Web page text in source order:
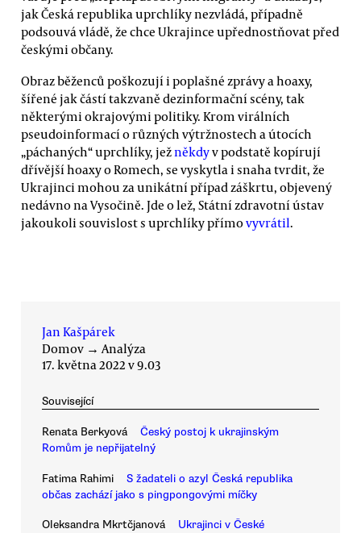
jak Česká republika uprchlíky nezvládá, případně
podsouvá vládě, že chce Ukrajince upřednostňovat před
českými občany.
Obraz běženců poškozují i poplašné zprávy a hoaxy,
šířené jak částí takzvaně dezinformační scény, tak
některými okrajovými politiky. Krom virálních
pseudoinformací o různých výtržnostech a útocích
„páchaných“ uprchlíky, ježněkdyv podstatě kopírují
dřívější hoaxy o Romech, se vyskytla i snaha tvrdit, že
Ukrajinci mohou za unikátní případ záškrtu, objevený
nedávno na Vysočině. Jde o lež, Státní zdravotní ústav
jakoukoli souvislost s uprchlíky přímovyvrátil.
Jan Kašpárek
Domov →Analýza
17. května 2022 v 9.03
Související
Renata Berkyová
Český postoj k ukrajinským
Romům je nepřijatelný
Fatima Rahimi
S žadateli o azyl Česká republika
občas zachází jako s pingpongovými míčky
Oleksandra Mkrtčjanová
Ukrajinci v České